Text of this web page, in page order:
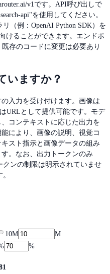
v1です。API呼び出しで
api"を使用してください。
（例：OpenAI Python SDK）を
けることができます。エンドポ
存のコードに変更は必要あり
いますか？
入力を受け付けます。画像は
URLとして提供可能です。モデ
コンテキストに応じた出力を
により、画像の説明、視覚コ
スト指示と画像データの組み
。なお、出力トークンのみ
クンの制限は明示されていませ
10M
M
%